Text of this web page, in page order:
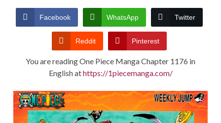
Facebook WhatsApp Twitter
Reddit Pinterest
You are reading One Piece Manga Chapter 1176 in
English athttps://1piecemanga.com/